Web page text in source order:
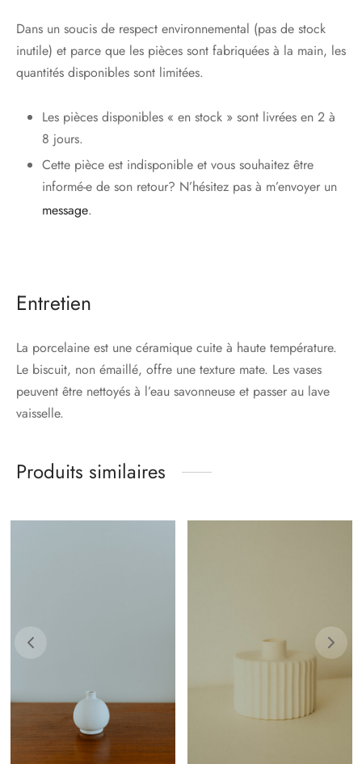
Dans un soucis de respect environnemental (pas de stock
inutile) et parce que les pièces sont fabriquées à la main, les
quantités disponibles sont limitées.
Les pièces disponibles « en stock » sont livrées en 2 à
8 jours.
Cette pièce est indisponible et vous souhaitez être
informé-e de son retour? N’hésitez pas à m’envoyer un
message.
Entretien
La porcelaine est une céramique cuite à haute température.
Le biscuit, non émaillé, offre une texture mate. Les vases
peuvent être nettoyés à l’eau savonneuse et passer au lave
vaisselle.
Produits similaires